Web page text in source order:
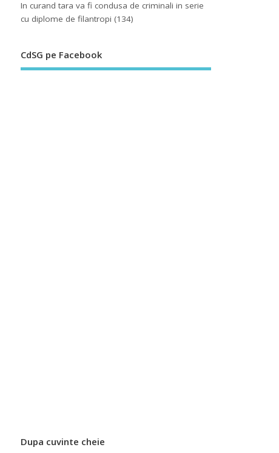
In curand tara va fi condusa de criminali in serie
cu diplome de filantropi (134)
CdSG pe Facebook
Dupa cuvinte cheie